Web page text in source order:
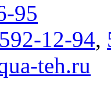
95
12-94,
teh.ru